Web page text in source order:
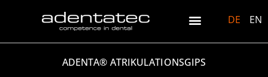
DE EN
ADENTA® ATRIKULATIONSGIPS